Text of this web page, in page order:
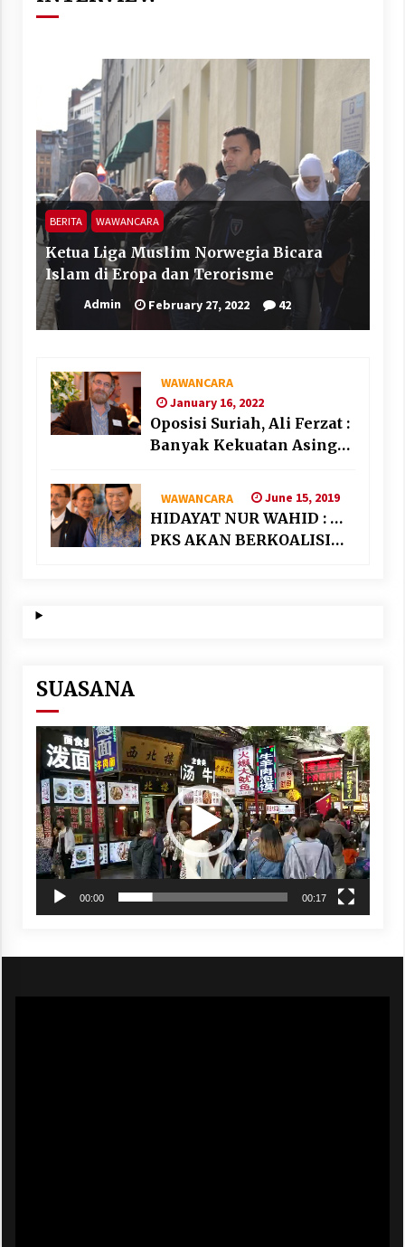
BERITA WAWANCARA
Ketua Liga Muslim Norwegia Bicara
Islam di Eropa dan Terorisme
Admin February 27, 2022 42
WAWANCARA
January 16, 2022
Oposisi Suriah, Ali Ferzat :
Banyak Kekuatan Asing
WAWANCARA June 15, 2019
HIDAYAT NUR WAHID : …
PKS AKAN BERKOALISI
SUASANA
Video
Player
00:00 00:17